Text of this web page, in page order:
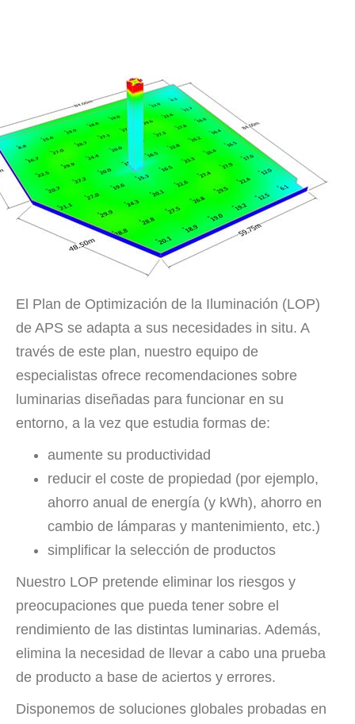
El Plan de Optimización de la Iluminación (LOP)
de APS se adapta a sus necesidades in situ. A
través de este plan, nuestro equipo de
especialistas ofrece recomendaciones sobre
luminarias diseñadas para funcionar en su
entorno, a la vez que estudia formas de:
aumente su productividad
reducir el coste de propiedad (por ejemplo,
ahorro anual de energía (y kWh), ahorro en
cambio de lámparas y mantenimiento, etc.)
simplificar la selección de productos
Nuestro LOP pretende eliminar los riesgos y
preocupaciones que pueda tener sobre el
rendimiento de las distintas luminarias. Además,
elimina la necesidad de llevar a cabo una prueba
de producto a base de aciertos y errores.
Disponemos de soluciones globales probadas en